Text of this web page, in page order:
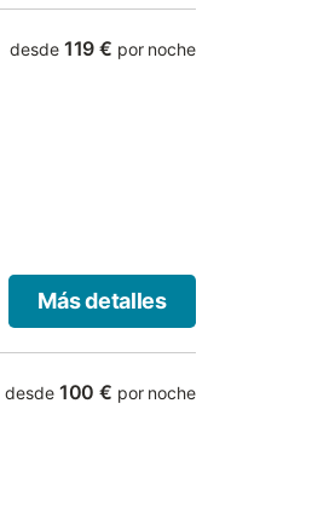
desde 119 € por noche
Más detalles
desde 100 € por noche